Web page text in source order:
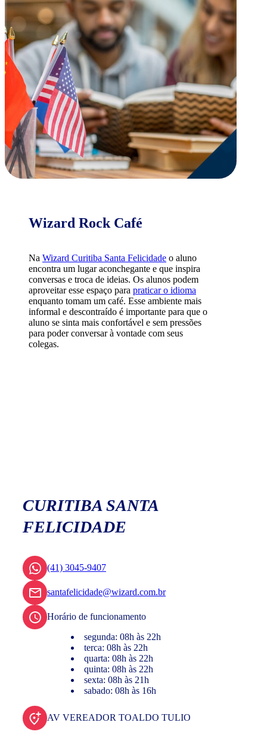
Wizard Rock Café
Na Wizard Curitiba Santa Felicidade o aluno
encontra um lugar aconchegante e que inspira
conversas e troca de ideias. Os alunos podem
aproveitar esse espaço para praticar o idioma
enquanto tomam um café. Esse ambiente mais
informal e descontraído é importante para que o
aluno se sinta mais confortável e sem pressões
para poder conversar à vontade com seus
colegas.
CURITIBA SANTA
FELICIDADE
(41) 3045-9407
santafelicidade@wizard.com.br
Horário de funcionamento
segunda: 08h às 22h
terca: 08h às 22h
quarta: 08h às 22h
quinta: 08h às 22h
sexta: 08h às 21h
sabado: 08h às 16h
AV VEREADOR TOALDO TULIO